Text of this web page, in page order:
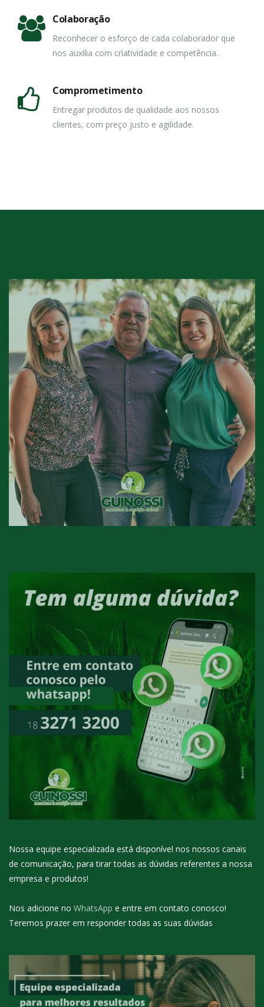
Colaboração
Reconhecer o esforço de cada colaborador que
nos auxilia com criatividade e competência.
Comprometimento
Entregar produtos de qualidade aos nossos
clientes, com preço justo e agilidade.
Nossa equipe especializada está disponível nos nossos canais
de comunicação, para tirar todas as dúvidas referentes a nossa
empresa e produtos!
Nos adicione no WhatsApp e entre em contato conosco!
Teremos prazer em responder todas as suas dúvidas